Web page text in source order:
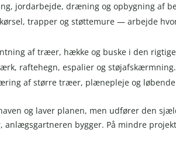
jordarbejde, dræning og opbygning af
trapper og støttemure — arbejde
af træer, hække og buske i den
raftehegn, espalier og støjafskærmning.
af større træer, plænepleje og
og laver planen, men udfører den
anlægsgartneren bygger. På mindre